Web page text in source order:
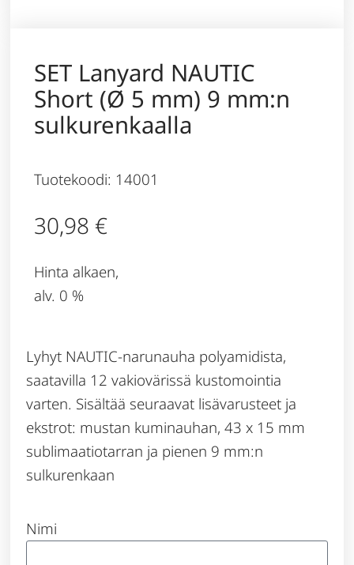
SET Lanyard NAUTIC
Short (Ø 5 mm) 9 mm:n
sulkurenkaalla
Tuotekoodi: 14001
30,98 €
Hinta alkaen,
alv. 0 %
Lyhyt NAUTIC-narunauha polyamidista,
saatavilla 12 vakiovärissä kustomointia
varten. Sisältää seuraavat lisävarusteet ja
ekstrot: mustan kuminauhan, 43 x 15 mm
sublimaatiotarran ja pienen 9 mm:n
sulkurenkaan
Nimi